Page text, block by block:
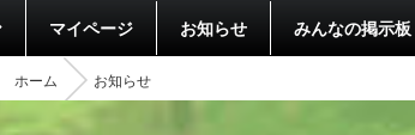
マイページ お知らせ みんなの掲示板
ホーム お知らせ